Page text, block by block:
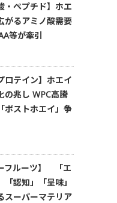
・ペプチド】ホエ
がるアミノ酸需要
等が牽引
ロテイン】ホエイ
の兆し WPC高騰
ポストホエイ」争
フルーツ】 「エ
「認知」「呈味」
スーパーマテリア